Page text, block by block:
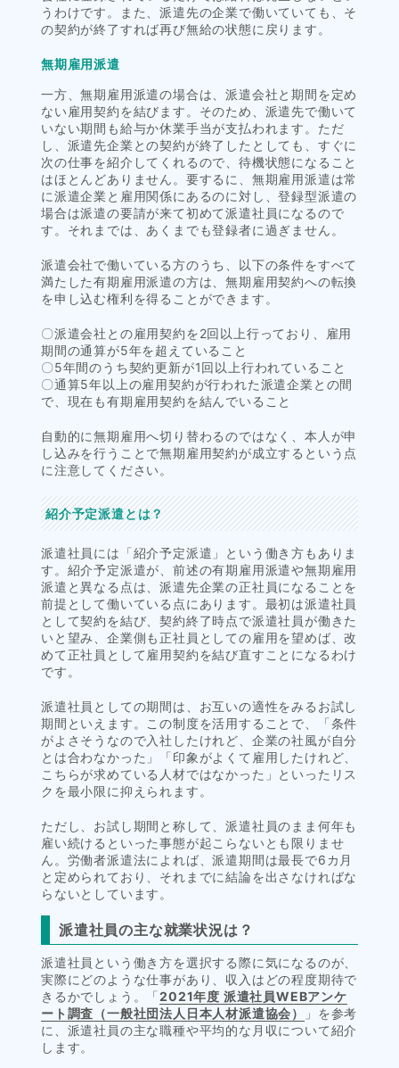
うわけです。また、派遣先の企業で働いていても、そ
の契約が終了すれば再び無給の状態に戻ります。
無期雇用派遣
一方、無期雇用派遣の場合は、派遣会社と期間を定め
ない雇用契約を結びます。そのため、派遣先で働いて
いない期間も給与か休業手当が支払われます。ただ
し、派遣先企業との契約が終了したとしても、すぐに
次の仕事を紹介してくれるので、待機状態になること
はほとんどありません。要するに、無期雇用派遣は常
に派遣企業と雇用関係にあるのに対し、登録型派遣の
場合は派遣の要請が来て初めて派遣社員になるので
す。それまでは、あくまでも登録者に過ぎません。
派遣会社で働いている方のうち、以下の条件をすべて
満たした有期雇用派遣の方は、無期雇用契約への転換
を申し込む権利を得ることができます。
〇派遣会社との雇用契約を2回以上行っており、雇用
期間の通算が5年を超えていること
〇5年間のうち契約更新が1回以上行われていること
〇通算5年以上の雇用契約が行われた派遣企業との間
で、現在も有期雇用契約を結んでいること
自動的に無期雇用へ切り替わるのではなく、本人が申
し込みを行うことで無期雇用契約が成立するという点
に注意してください。
紹介予定派遣とは？
派遣社員には「紹介予定派遣」という働き方もありま
す。紹介予定派遣が、前述の有期雇用派遣や無期雇用
派遣と異なる点は、派遣先企業の正社員になることを
前提として働いている点にあります。最初は派遣社員
として契約を結び、契約終了時点で派遣社員が働きた
いと望み、企業側も正社員としての雇用を望めば、改
めて正社員として雇用契約を結び直すことになるわけ
です。
派遣社員としての期間は、お互いの適性をみるお試し
期間といえます。この制度を活用することで、「条件
がよさそうなので入社したけれど、企業の社風が自分
とは合わなかった」「印象がよくて雇用したけれど、
こちらが求めている人材ではなかった」といったリス
クを最小限に抑えられます。
ただし、お試し期間と称して、派遣社員のまま何年も
雇い続けるといった事態が起こらないとも限りませ
ん。労働者派遣法によれば、派遣期間は最長で6カ月
と定められており、それまでに結論を出さなければな
らないとしています。
派遣社員の主な就業状況は？
派遣社員という働き方を選択する際に気になるのが、
実際にどのような仕事があり、収入はどの程度期待で
きるかでしょう。「2021年度 派遣社員WEBアンケ
ート調査（一般社団法人日本人材派遣協会）
」を参考
に、派遣社員の主な職種や平均的な月収について紹介
します。